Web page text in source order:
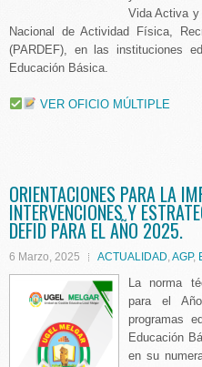
Vida Activa
Nacional de Actividad Física,
(PARDEF), en las instituciones
Educación Básica.
VER OFICIO MÚLTIPLE
ORIENTACIONES PARA LA
INTERVENCIONES Y
DEFID PARA EL AÑO 2025.
6 Marzo, 2025 ACTUALIDAD,AGP,
La norma
para el
programas
Educación
en su